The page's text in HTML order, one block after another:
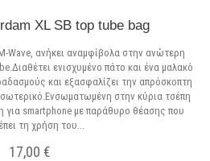
XL SB top tube bag
Wave, ανήκει αναμφίβολα στην ανώτερη
ενισχυμένο πάτο και ένα μαλακό
και εξασφαλίζει την απρόσκοπτη
στην κύρια τσέπη
για smartphone με παράθυρο θέασης που
τη χρήση του...
17,00 €